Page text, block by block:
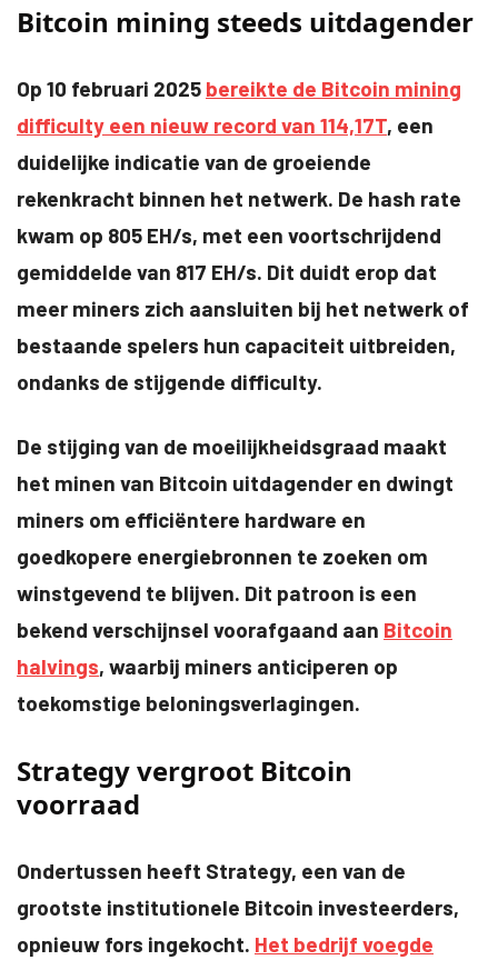
Bitcoin mining steeds uitdagender
Op 10 februari 2025 bereikte de Bitcoin mining
difficulty een nieuw record van 114,17T, een
duidelijke indicatie van de groeiende
rekenkracht binnen het netwerk. De hash rate
kwam op 805 EH/s, met een voortschrijdend
gemiddelde van 817 EH/s. Dit duidt erop dat
meer miners zich aansluiten bij het netwerk of
bestaande spelers hun capaciteit uitbreiden,
ondanks de stijgende difficulty.
De stijging van de moeilijkheidsgraad maakt
het minen van Bitcoin uitdagender en dwingt
miners om efficiëntere hardware en
goedkopere energiebronnen te zoeken om
winstgevend te blijven. Dit patroon is een
bekend verschijnsel voorafgaand aan Bitcoin
halvings, waarbij miners anticiperen op
toekomstige beloningsverlagingen.
Strategy vergroot Bitcoin
voorraad
Ondertussen heeft Strategy, een van de
grootste institutionele Bitcoin investeerders,
opnieuw fors ingekocht. Het bedrijf voegde